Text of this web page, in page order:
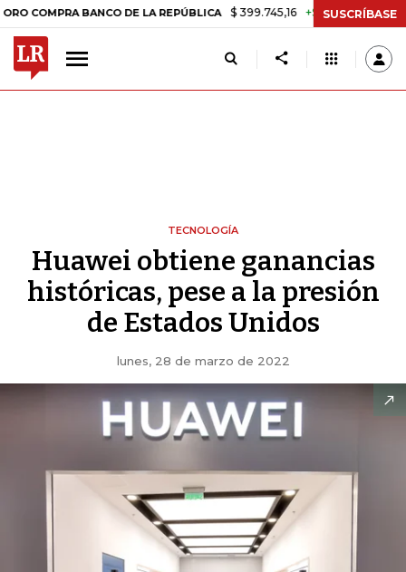
BANCO DE LA REPÚBLICA $ 399.745,16 +$ 2.295,71 +0,58%
SUSCRÍBASE
TECNOLOGÍA
Huawei obtiene ganancias
históricas, pese a la presión
de Estados Unidos
lunes, 28 de marzo de 2022